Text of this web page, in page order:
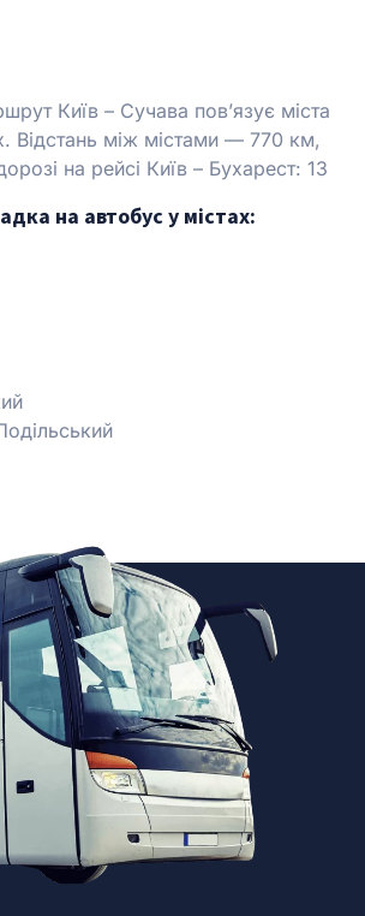
Київ – Сучава пов’язує міста
Відстань між містами — 770 км,
на рейсі Київ – Бухарест: 13
на автобус у містах: